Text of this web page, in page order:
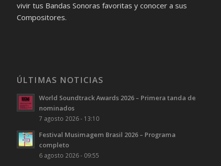
vivir tus Bandas Sonoras favoritas y conocer a sus
Compositores.
ÚLTIMAS NOTICIAS
World Soundtrack Awards 2026 – Primera tanda de
nominados
7 agosto 2026 - 13:10
Festival Musimagem Brasil 2026 – Programa
completo
6 agosto 2026 - 09:55